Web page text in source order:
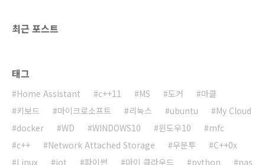
최근 포스트
태그
Home Assistant c++11 MS 도커
마클
키보드
마이크로소프트 리눅스 ubuntu
My Cloud
docker
WD WINDOWS10 윈도우10
mfc
c++
Network Attached Storage 우분투
C++0x
Linux
iot 파이썬 마이 클라우드 python nas